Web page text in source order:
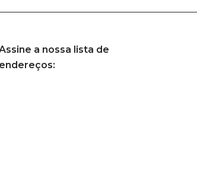
a nossa lista de
endereços: